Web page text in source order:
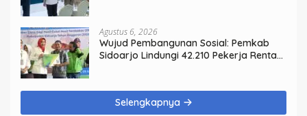
Agustus 6, 2026
Wujud Pembangunan Sosial: Pemkab
Sidoarjo Lindungi 42.210 Pekerja Rentan
Selengkapnya